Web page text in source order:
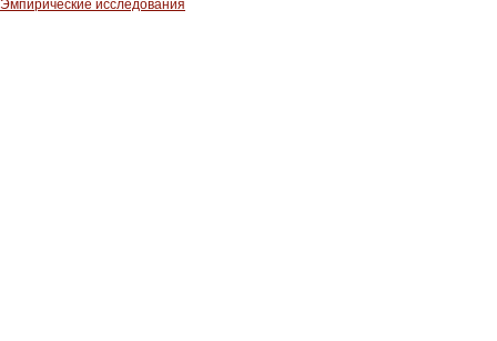
Эмпирические исследования